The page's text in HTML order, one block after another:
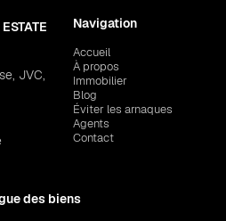
JVC,
Navigation
Accueil
À propos
Immobilier
Blog
Éviter les arnaques
Agents
Contact
des biens